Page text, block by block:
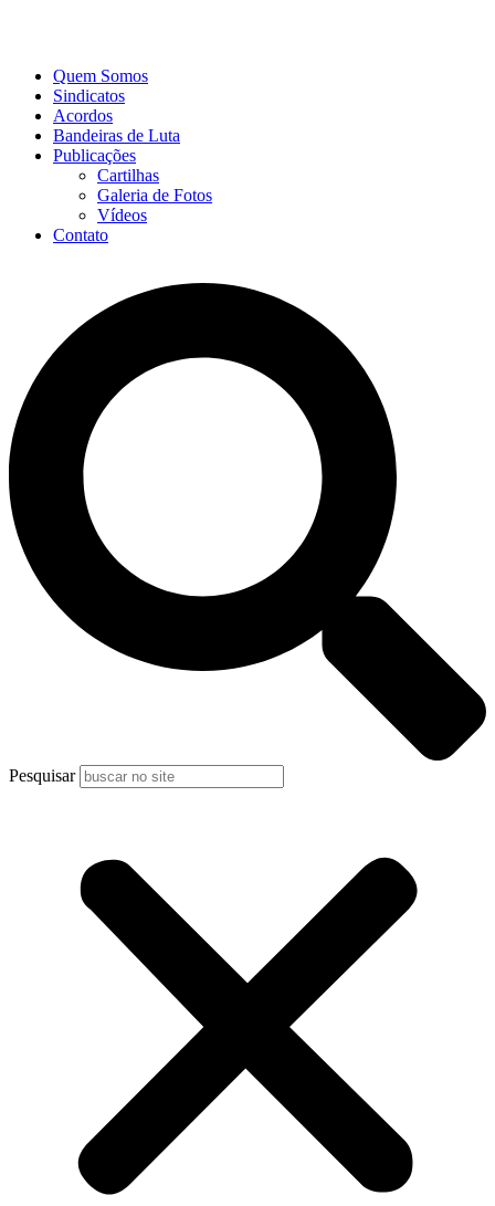
Quem Somos
Sindicatos
Acordos
Bandeiras de Luta
Publicações
Cartilhas
Galeria de Fotos
Vídeos
Contato
Pesquisar